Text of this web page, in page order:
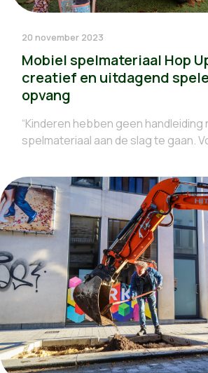
20 november 2023
Mobiel spelmateriaal Hop
creatief en uitdagend
opvang
“Kinderen hebben geen handleiding
spelmateriaal aan de slag te gaan.